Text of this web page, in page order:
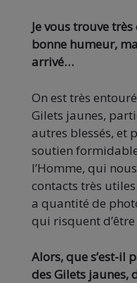
Je vous trouve
bonne humeur,
arrivé…
On est très
Gilets jaunes,
autres blessés, et
soutien
l’Homme, qui
contacts très
a quantité de
qui risquent
Alors, que s’est-il
des Gilets jaunes,